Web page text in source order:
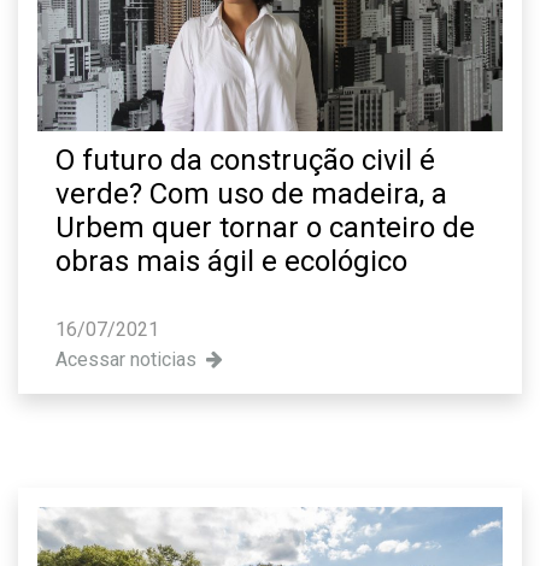
O futuro da construção civil é
verde? Com uso de madeira, a
Urbem quer tornar o canteiro de
obras mais ágil e ecológico
16/07/2021
Acessar noticias